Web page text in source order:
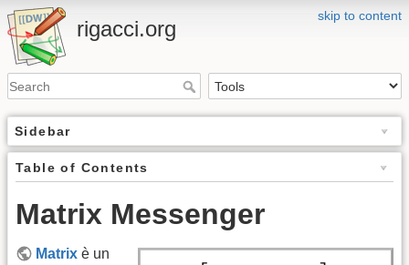
skip to content
rigacci.org
Sidebar
Table of Contents
Matrix Messenger
Matrix è un